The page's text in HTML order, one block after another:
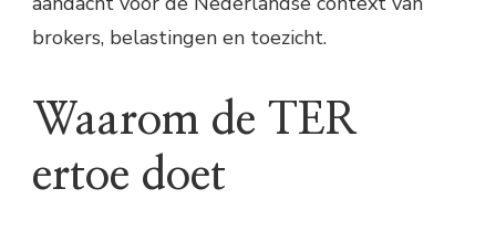
brokers, belastingen en toezicht.
Waarom de TER
ertoe doet